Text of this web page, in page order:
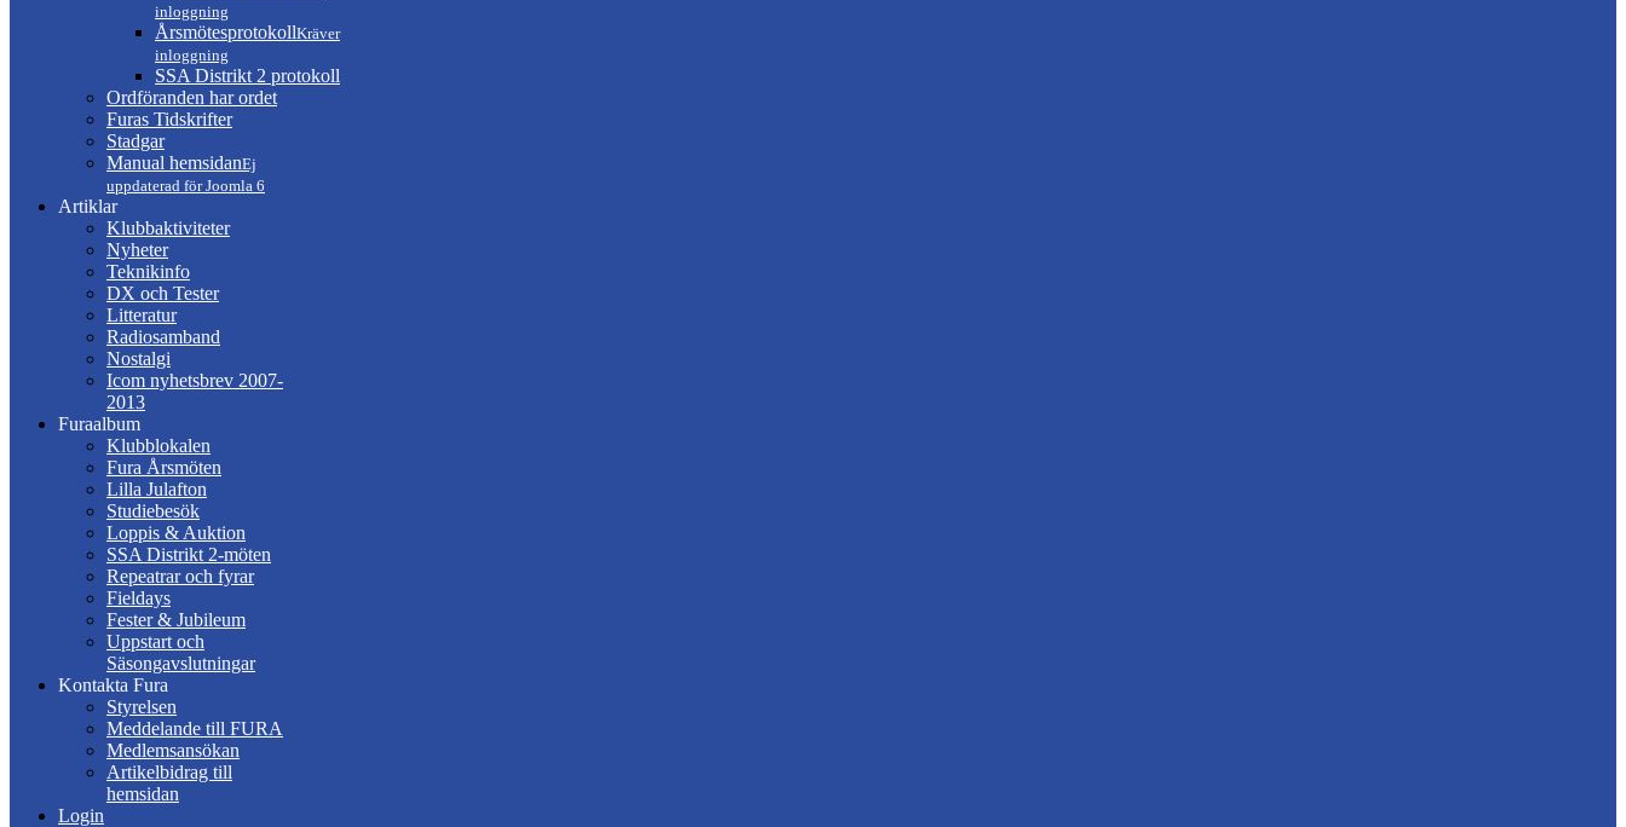
inloggning
ÅrsmötesprotokollKräver
inloggning
SSA Distrikt 2 protokoll
Ordföranden har ordet
Furas Tidskrifter
Stadgar
Manual hemsidanEj
uppdaterad för Joomla 6
Artiklar
Klubbaktiviteter
Nyheter
Teknikinfo
DX och Tester
Litteratur
Radiosamband
Nostalgi
Icom nyhetsbrev 2007-
2013
Furaalbum
Klubblokalen
Fura Årsmöten
Lilla Julafton
Studiebesök
Loppis & Auktion
SSA Distrikt 2-möten
Repeatrar och fyrar
Fieldays
Fester & Jubileum
Uppstart och
Säsongavslutningar
Kontakta Fura
Styrelsen
Meddelande till FURA
Medlemsansökan
Artikelbidrag till
hemsidan
Login